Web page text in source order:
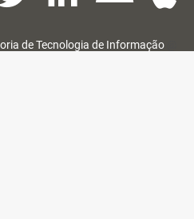
de Tecnologia de Informação